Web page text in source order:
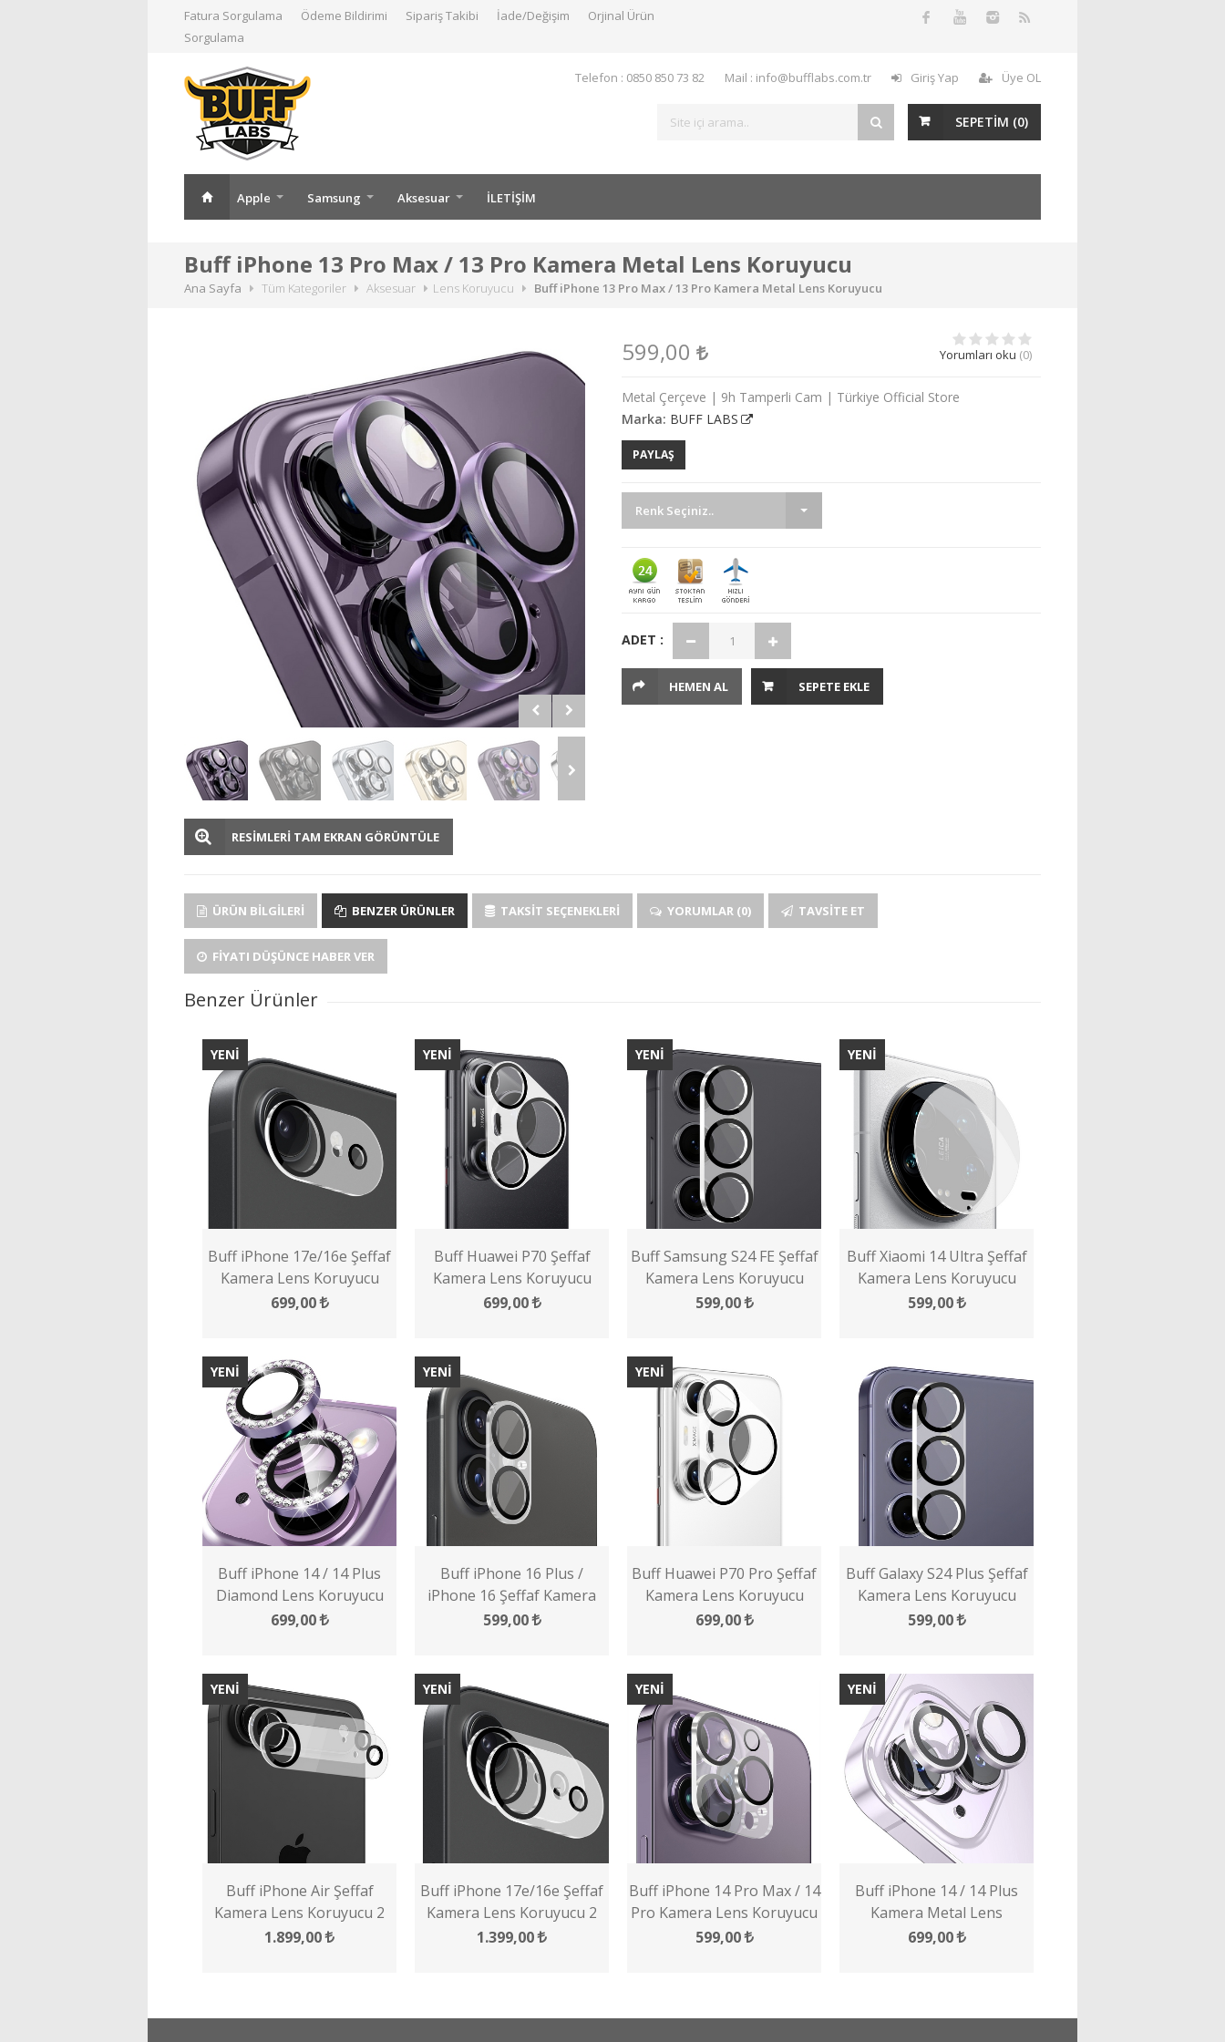
Fatura Sorgulama Ödeme Bildirimi Sipariş Takibi İade/Değişim
Orjinal Ürün
Sorgulama
Telefon : 0850 850 73 82 Mail : info@bufflabs.com.tr Giriş Yap Üye OL
SEPETİM (0)
Apple Samsung Aksesuar İLETİŞİM
Buff iPhone 13 Pro Max / 13 Pro Kamera Metal Lens Koruyucu
Ana Sayfa Tüm Kategoriler Aksesuar Lens Koruyucu Buff iPhone 13 Pro Max / 13 Pro Kamera Metal Lens Koruyucu
RESİMLERİ TAM EKRAN GÖRÜNTÜLE
599,00 Yorumları oku (0)
Metal Çerçeve | 9h Tamperli Cam | Türkiye Official Store
Marka: BUFF LABS
PAYLAŞ
Renk Seçiniz..
ADET :
HEMEN AL SEPETE EKLE
ÜRÜN BILGILERI BENZER ÜRÜNLER TAKSIT SEÇENEKLERI YORUMLAR (0) TAVSITE ET
FIYATI DÜŞÜNCE HABER VER
Benzer Ürünler
YENİ
Buff iPhone 17e/16e Şeffaf
Kamera Lens Koruyucu
699,00
YENİ
Buff Huawei P70 Şeffaf
Kamera Lens Koruyucu
699,00
YENİ
Buff Samsung S24 FE Şeffaf
Kamera Lens Koruyucu
599,00
YENİ
Buff Xiaomi 14 Ultra Şeffaf
Kamera Lens Koruyucu
599,00
YENİ
Buff iPhone 14 / 14 Plus
Diamond Lens Koruyucu
699,00
YENİ
Buff iPhone 16 Plus /
iPhone 16 Şeffaf Kamera
Lens Koruyucu
599,00
YENİ
Buff Huawei P70 Pro Şeffaf
Kamera Lens Koruyucu
699,00
Buff Galaxy S24 Plus Şeffaf
Kamera Lens Koruyucu
599,00
YENİ
Buff iPhone Air Şeffaf
Kamera Lens Koruyucu 2
Adet
1.899,00
YENİ
Buff iPhone 17e/16e Şeffaf
Kamera Lens Koruyucu 2
Adet
1.399,00
YENİ
Buff iPhone 14 Pro Max / 14
Pro Kamera Lens Koruyucu
599,00
YENİ
Buff iPhone 14 / 14 Plus
Kamera Metal Lens
Koruyucu
699,00